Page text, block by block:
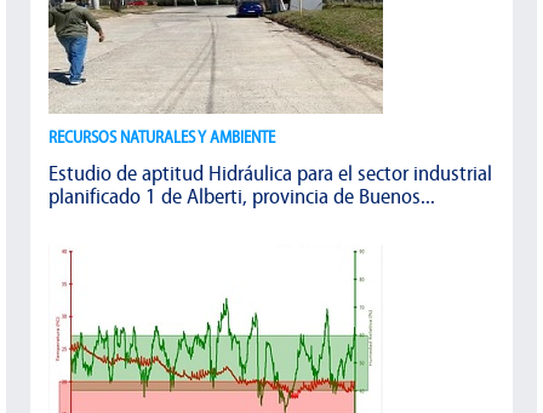
RECURSOS NATURALES Y AMBIENTE
Estudio de aptitud Hidráulica para el sector industrial
planificado 1 de Alberti, provincia de Buenos...